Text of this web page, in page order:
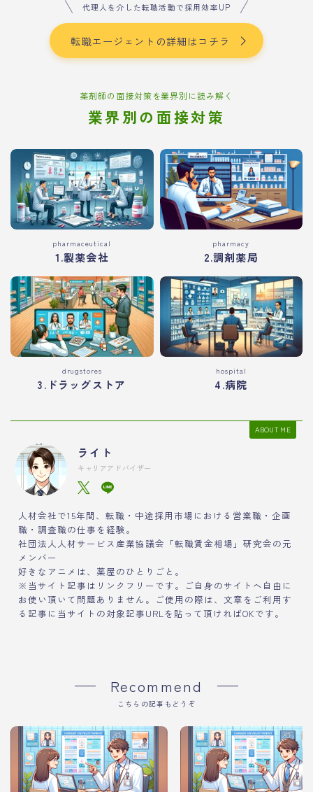
代理人を介した転職活動で採用効率UP
転職エージェントの詳細はコチラ
薬剤師の面接対策を業界別に読み解く
業界別の面接対策
pharmaceutical
1.製薬会社
pharmacy
2.調剤薬局
drugstores
3.ドラッグストア
hospital
4.病院
ABOUT ME
ライト
キャリアアドバイザー
人材会社で15年間、転職・中途採用市場における営業職・企画
職・調査職の仕事を経験。
社団法人人材サービス産業協議会「転職賃金相場」研究会の元
メンバー
好きなアニメは、薬屋のひとりごと。
※当サイト記事はリンクフリーです。ご自身のサイトへ自由に
お使い頂いて問題ありません。ご使用の際は、文章をご利用す
る記事に当サイトの対象記事URLを貼って頂ければOKです。
Recommend
こちらの記事もどうぞ